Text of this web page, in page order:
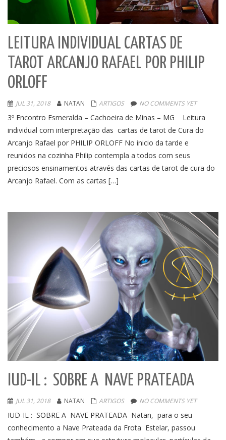
LEITURA INDIVIDUAL CARTAS DE
TAROT ARCANJO RAFAEL POR PHILIP
ORLOFF
JUL 31, 2018 NATAN ARTIGOS NO COMMENTS YET
3º Encontro Esmeralda – Cachoeira de Minas – MG Leitura
individual com interpretação das cartas de tarot de Cura do
Arcanjo Rafael por PHILIP ORLOFF No inicio da tarde e
reunidos na cozinha Philip contempla a todos com seus
preciosos ensinamentos através das cartas de tarot de cura do
Arcanjo Rafael. Com as cartas […]
IUD-IL : SOBRE A NAVE PRATEADA
JUL 31, 2018 NATAN ARTIGOS NO COMMENTS YET
IUD-IL : SOBRE A NAVE PRATEADA Natan, para o seu
conhecimento a Nave Prateada da Frota Estelar, passou